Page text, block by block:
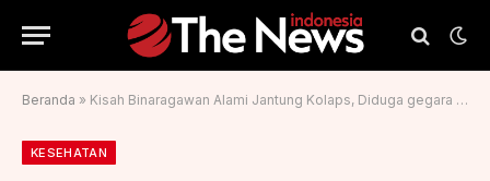
Beranda » Kisah Binaragawan Alami Jantung Kolaps, Diduga gegara Sering Minum Air Dingin
KESEHATAN